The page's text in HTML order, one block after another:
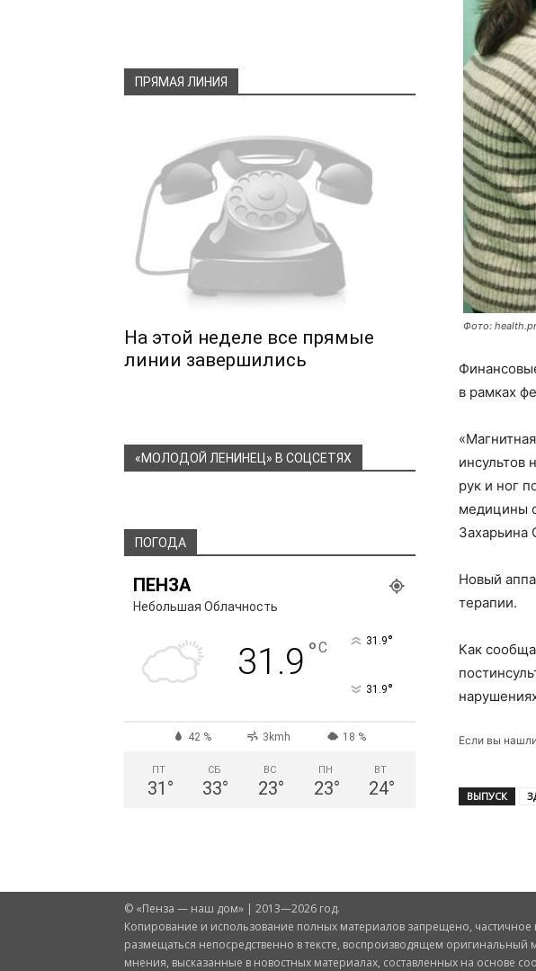
Фото:
в рамках
инсультов
рук и ног
медицины
Захарьина
Новый
терапии.
Как
Если вы
ВЫПУСК
ПРЯМАЯ ЛИНИЯ
На этой неделе все прямые
линии завершились
«МОЛОДОЙ ЛЕНИНЕЦ» В СОЦСЕТЯХ
ПОГОДА
ПЕНЗА
Небольшая Облачность
31.9 °C 31.9°
31.9°
42 % 3kmh 18 %
ПТ
31 °
СБ
33°
ВС
23°
ПН
23°
ВТ
24°
© «Пенза — наш дом» | 2013—2026 год.
Копирование и использование полных материалов запрещено,
размещаться непосредственно в тексте, воспроизводящем оригинальный
мнения, высказанные в новостных материалах, составленных на основе